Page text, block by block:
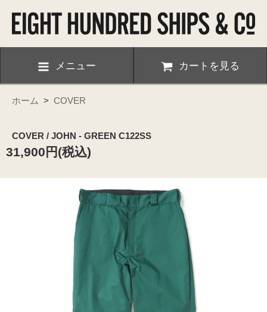
メニュー カートを見る
ホーム > COVER
COVER / JOHN - GREEN C122SS
31,900円(税込)